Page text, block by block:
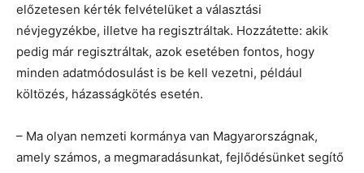
előzetesen kérték felvételüket a választási
névjegyzékbe, illetve ha regisztráltak. Hozzátette: akik
pedig már regisztráltak, azok esetében fontos, hogy
minden adatmódosulást is be kell vezetni, például
költözés, házasságkötés esetén.
– Ma olyan nemzeti kormánya van Magyarországnak,
amely számos, a megmaradásunkat, fejlődésünket segítő